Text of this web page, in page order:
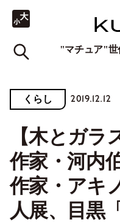
"マチュア"世
くらし 2019.12.12
【木とガラ
作家・河内
作家・アキ
人展、目黒